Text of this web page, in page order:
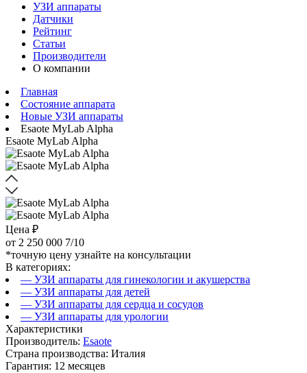
УЗИ аппараты
Датчики
Рейтинг
Статьи
Производители
О компании
Главная
Состояние аппарата
Новые УЗИ аппараты
Esaote MyLab Alpha
Esaote MyLab Alpha
Цена ₽
от 2 250 000 7/10
*точную цену узнайте на консультации
В категориях:
— УЗИ аппараты для гинекологии и акушерства
— УЗИ аппараты для детей
— УЗИ аппараты для сердца и сосудов
— УЗИ аппараты для урологии
Характеристики
Производитель: Esaote
Страна производства: Италия
Гарантия: 12 месяцев